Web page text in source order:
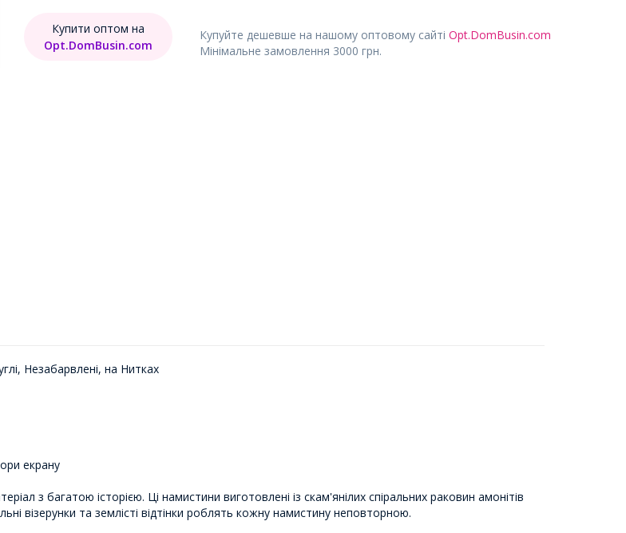
Купуйте дешевше на нашому оптовому сайті Opt.DomBusin.com
Мінімальне замовлення 3000 грн.
Купити оптом на
Opt.DomBusin.com
Незабарвлені, на Нитках
екрану
з багатою історією. Ці намистини виготовлені із скам'янілих спіральних раковин амонітів
візерунки та землісті відтінки роблять кожну намистину неповторною.